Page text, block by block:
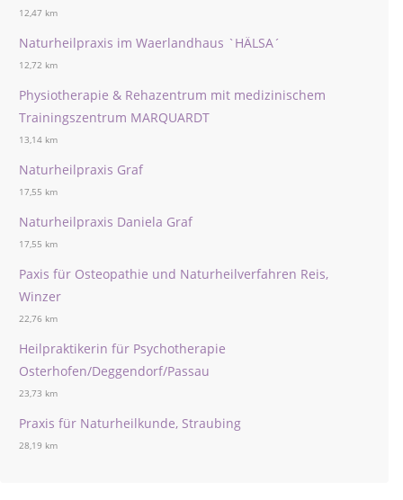
12,47 km
Naturheilpraxis im Waerlandhaus `HÄLSA´
12,72 km
Physiotherapie & Rehazentrum mit medizinischem
Trainingszentrum MARQUARDT
13,14 km
Naturheilpraxis Graf
17,55 km
Naturheilpraxis Daniela Graf
17,55 km
Paxis für Osteopathie und Naturheilverfahren Reis,
Winzer
22,76 km
Heilpraktikerin für Psychotherapie
Osterhofen/Deggendorf/Passau
23,73 km
Praxis für Naturheilkunde, Straubing
28,19 km